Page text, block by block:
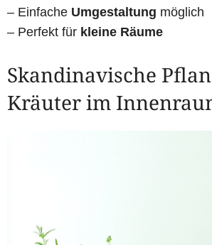
– Einfache Umgestaltung möglich
– Perfekt für kleine Räume
Skandinavische
Kräuter im